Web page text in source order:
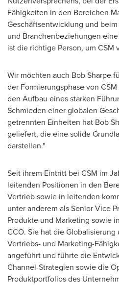
Fähigkeiten in den Bereichen
Geschäftsentwicklung und
und Branchenbeziehungen
ist die richtige Person, um CSM
Wir möchten auch Bob Sharpe
der Formierungsphase von
den Aufbau eines starken
Schmieden einer globalen
getrennten Einheiten hat Bob
geliefert, die eine solide
darstellen."
Seit ihrem Eintritt bei CSM im
leitenden Positionen in den
Vertrieb sowie in leitenden
unter anderem als Senior Vice
Produkte und Marketing sowie
CCO. Sie hat die
Vertriebs- und Marketing-
angeführt und führte die
Channel-Strategien sowie die
Produktportfolios des